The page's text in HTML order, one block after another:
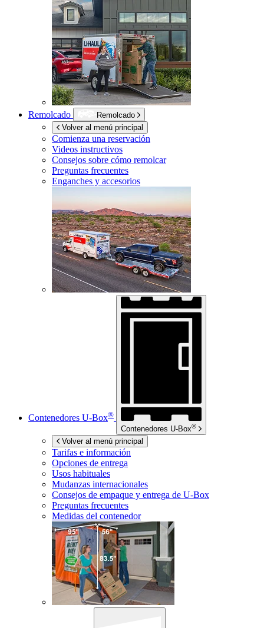
Remolcado
Remolcado
Volver al menú principal
Comienza una reservación
Videos instructivos
Consejos sobre cómo remolcar
Preguntas frecuentes
Enganches y accesorios
Contenedores U-Box®
Contenedores U-Box®
Volver al menú principal
Tarifas e información
Opciones de entrega
Usos habituales
Mudanzas internacionales
Consejos de empaque y entrega de U-Box
Preguntas frecuentes
Medidas del contenedor